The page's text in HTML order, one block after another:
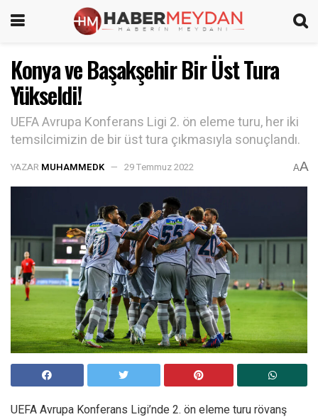
Konya ve Başakşehir Bir Üst Tura
Yükseldi!
UEFA Avrupa Konferans Ligi 2. ön eleme turu, her iki
temsilcimizin de bir üst tura çıkmasıyla sonuçlandı.
YAZAR MUHAMMEDK 29 Temmuz 2022 AA
UEFA Avrupa Konferans Ligi’nde 2. ön eleme turu rövanş